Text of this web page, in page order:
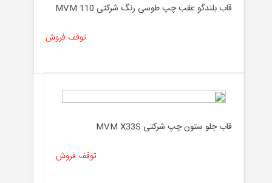
قاب بلندگو عقب چپ طوسی رنگ شرکتی MVM 110
توقف فروش
قاب جلو ستون چپ شرکتی MVM X33S
توقف فروش